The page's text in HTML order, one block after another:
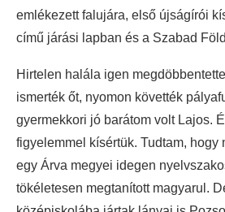
emlékezett falujára, első újságírói
című járási lapban és a Szabad
Hirtelen halála igen
ismerték őt, nyomon követték
gyermekkori jó barátom volt Lajos.
figyelemmel kísértük. Tudtam, hogy
egy Árva megyei idegen
tökéletesen megtanított magyarul.